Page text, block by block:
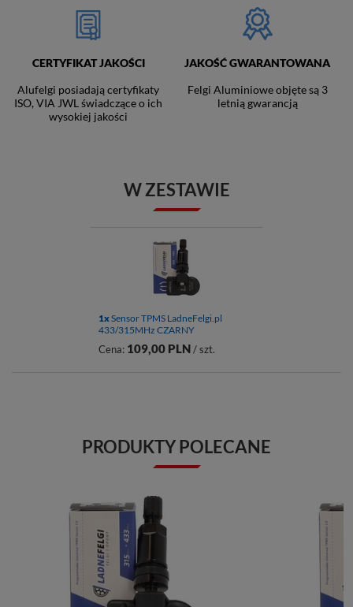
CERTYFIKAT JAKOŚCI
Alufelgi posiadają certyfikaty
ISO, VIA JWL świadczące o ich
wysokiej jakości
JAKOŚĆ GWARANTOWANA
Felgi Aluminiowe objęte są 3
letnią gwarancją
W ZESTAWIE
1xSensor TPMS LadneFelgi.pl
433/315MHz CZARNY
Cena: 109,00 PLN / szt.
PRODUKTY POLECANE